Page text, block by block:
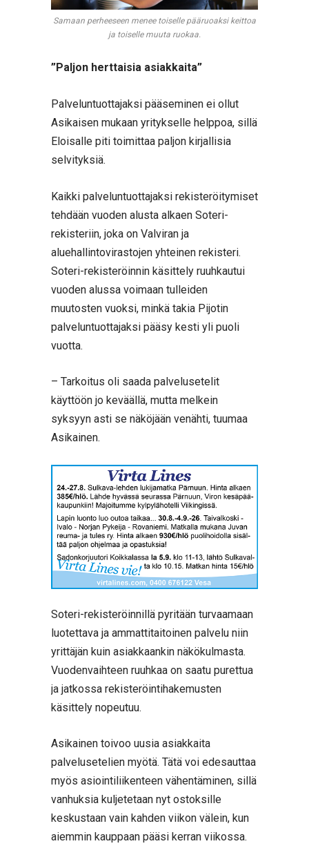
Samaan perheeseen menee toiselle pääruoaksi keittoa
ja toiselle muuta ruokaa.
”Paljon herttaisia asiakkaita”
Palveluntuottajaksi pääseminen ei ollut
Asikaisen mukaan yritykselle helppoa, sillä
Eloisalle piti toimittaa paljon kirjallisia
selvityksiä.
Kaikki palveluntuottajaksi rekisteröitymiset
tehdään vuoden alusta alkaen Soteri-
rekisteriin, joka on Valviran ja
aluehallintovirastojen yhteinen rekisteri.
Soteri-rekisteröinnin käsittely ruuhkautui
vuoden alussa voimaan tulleiden
muutosten vuoksi, minkä takia Pijotin
palveluntuottajaksi pääsy kesti yli puoli
vuotta.
– Tarkoitus oli saada palvelusetelit
käyttöön jo keväällä, mutta melkein
syksyyn asti se näköjään venähti, tuumaa
Asikainen.
Soteri-rekisteröinnillä pyritään turvaamaan
luotettava ja ammattitaitoinen palvelu niin
yrittäjän kuin asiakkaankin näkökulmasta.
Vuodenvaihteen ruuhkaa on saatu purettua
ja jatkossa rekisteröintihakemusten
käsittely nopeutuu.
Asikainen toivoo uusia asiakkaita
palvelusetelien myötä. Tätä voi edesauttaa
myös asiointiliikenteen vähentäminen, sillä
vanhuksia kuljetetaan nyt ostoksille
keskustaan vain kahden viikon välein, kun
aiemmin kauppaan pääsi kerran viikossa.